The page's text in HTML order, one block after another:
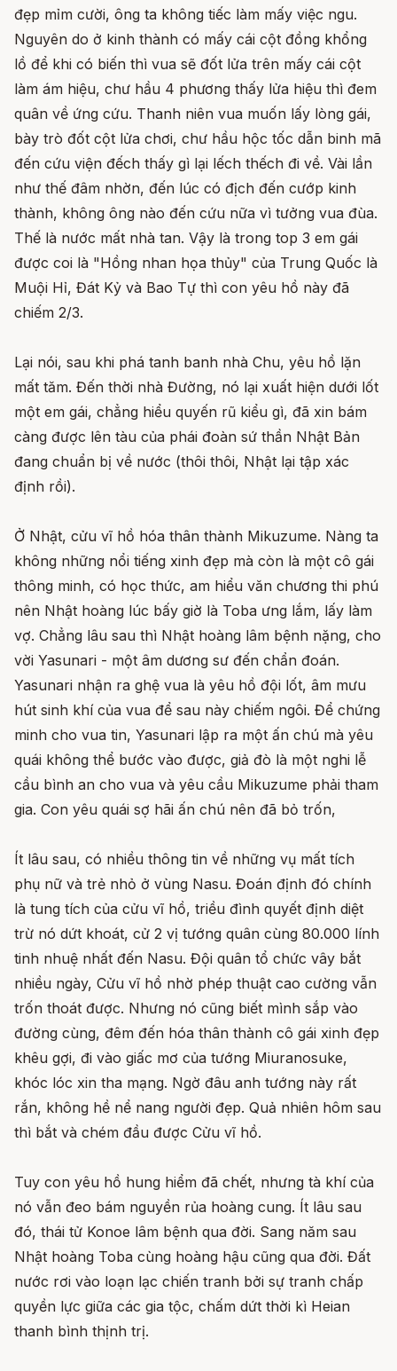
đẹp mỉm cười, ông ta không tiếc làm mấy việc ngu.
Nguyên do ở kinh thành có mấy cái cột đồng khổng
lồ để khi có biến thì vua sẽ đốt lửa trên mấy cái cột
làm ám hiệu, chư hầu 4 phương thấy lửa hiệu thì đem
quân về ứng cứu. Thanh niên vua muốn lấy lòng gái,
bày trò đốt cột lửa chơi, chư hầu hộc tốc dẫn binh mã
đến cứu viện đếch thấy gì lại lếch thếch đi về. Vài lần
như thế đâm nhờn, đến lúc có địch đến cướp kinh
thành, không ông nào đến cứu nữa vì tưởng vua đùa.
Thế là nước mất nhà tan. Vậy là trong top 3 em gái
được coi là "Hồng nhan họa thủy" của Trung Quốc là
Muội Hỉ, Đát Kỷ và Bao Tự thì con yêu hồ này đã
chiếm 2/3.
Lại nói, sau khi phá tanh banh nhà Chu, yêu hồ lặn
mất tăm. Đến thời nhà Đường, nó lại xuất hiện dưới lốt
một em gái, chẳng hiểu quyến rũ kiểu gì, đã xin bám
càng được lên tàu của phái đoàn sứ thần Nhật Bản
đang chuẩn bị về nước (thôi thôi, Nhật lại tập xác
định rồi).
Ở Nhật, cửu vĩ hồ hóa thân thành Mikuzume. Nàng ta
không những nổi tiếng xinh đẹp mà còn là một cô gái
thông minh, có học thức, am hiểu văn chương thi phú
nên Nhật hoàng lúc bấy giờ là Toba ưng lắm, lấy làm
vợ. Chẳng lâu sau thì Nhật hoàng lâm bệnh nặng, cho
vời Yasunari - một âm dương sư đến chẩn đoán.
Yasunari nhận ra ghệ vua là yêu hồ đội lốt, âm mưu
hút sinh khí của vua để sau này chiếm ngôi. Để chứng
minh cho vua tin, Yasunari lập ra một ấn chú mà yêu
quái không thể bước vào được, giả đò là một nghi lễ
cầu bình an cho vua và yêu cầu Mikuzume phải tham
gia. Con yêu quái sợ hãi ấn chú nên đã bỏ trốn,
Ít lâu sau, có nhiều thông tin về những vụ mất tích
phụ nữ và trẻ nhỏ ở vùng Nasu. Đoán định đó chính
là tung tích của cửu vĩ hồ, triều đình quyết định diệt
trừ nó dứt khoát, cử 2 vị tướng quân cùng 80.000 lính
tinh nhuệ nhất đến Nasu. Đội quân tổ chức vây bắt
nhiều ngày, Cửu vĩ hồ nhờ phép thuật cao cường vẫn
trốn thoát được. Nhưng nó cũng biết mình sắp vào
đường cùng, đêm đến hóa thân thành cô gái xinh đẹp
khêu gợi, đi vào giấc mơ của tướng Miuranosuke,
khóc lóc xin tha mạng. Ngờ đâu anh tướng này rất
rắn, không hề nể nang người đẹp. Quả nhiên hôm sau
thì bắt và chém đầu được Cửu vĩ hồ.
Tuy con yêu hồ hung hiểm đã chết, nhưng tà khí của
nó vẫn đeo bám nguyền rủa hoàng cung. Ít lâu sau
đó, thái tử Konoe lâm bệnh qua đời. Sang năm sau
Nhật hoàng Toba cùng hoàng hậu cũng qua đời. Đất
nước rơi vào loạn lạc chiến tranh bởi sự tranh chấp
quyền lực giữa các gia tộc, chấm dứt thời kì Heian
thanh bình thịnh trị.